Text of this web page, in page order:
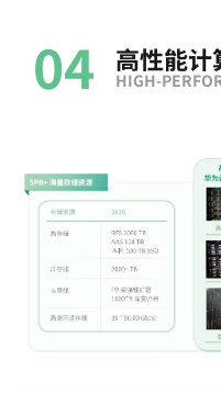
04 高性能计
HIGH-